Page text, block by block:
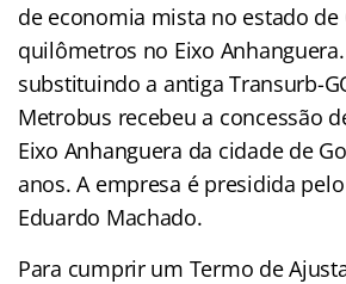
de economia mista no estado de
quilômetros no Eixo
substituindo a antiga Transurb-
Metrobus recebeu a concessão
Eixo Anhanguera da cidade de
anos. A empresa é presidida
Eduardo Machado.
Para cumprir um Termo de